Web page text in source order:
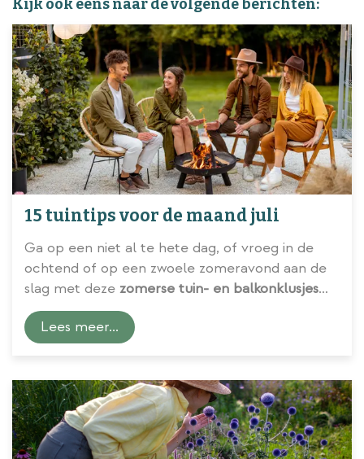
Kijk ook eens naar de volgende berichten:
15 tuintips voor de maand juli
Ga op een niet al te hete dag, of vroeg in de
ochtend of op een zwoele zomeravond aan de
slag met deze zomerse tuin- en balkonklusjes
voor de maand juli
Lees meer...